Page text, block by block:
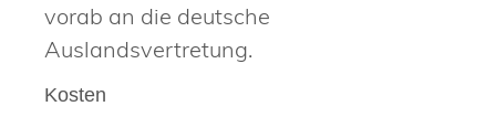
vorab an die deutsche
Auslandsvertretung.
Kosten